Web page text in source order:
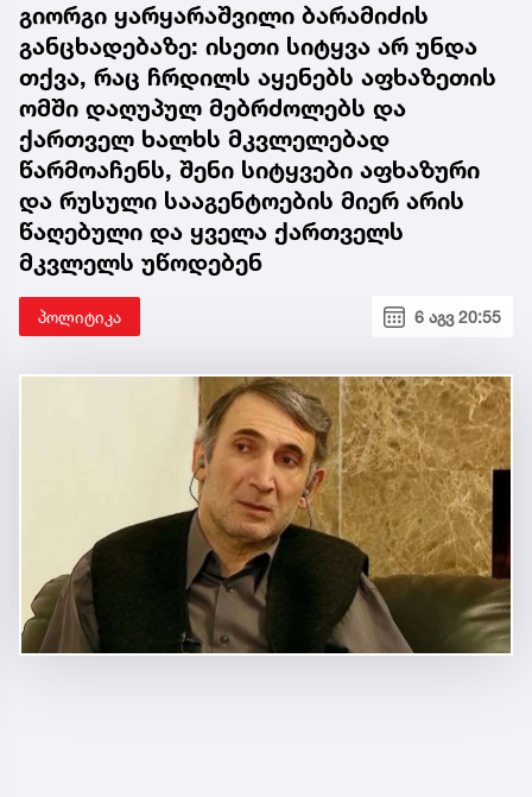
გიორგი ყარყარაშვილი ბარამიძის
განცხადებაზე: ისეთი სიტყვა არ უნდა
თქვა, რაც ჩრდილს აყენებს აფხაზეთის
ომში დაღუპულ მებრძოლებს და
ქართველ ხალხს მკვლელებად
წარმოაჩენს, შენი სიტყვები აფხაზური
და რუსული სააგენტოების მიერ არის
წაღებული და ყველა ქართველს
მკვლელს უწოდებენ
პოლიტიკა 6 აგვ 20:55